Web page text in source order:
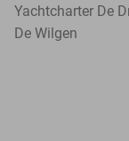
Yachtcharter De
De Wilgen